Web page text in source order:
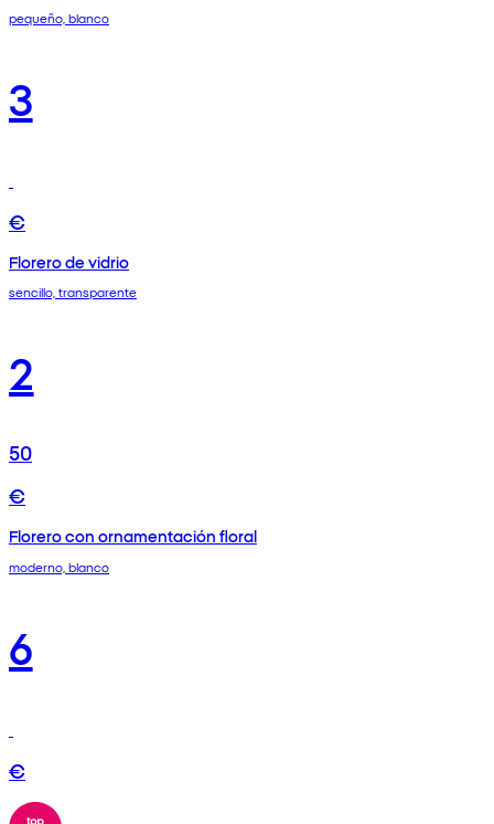
pequeño, blanco
3
€
Florero de vidrio
sencillo, transparente
2
50
€
Florero con ornamentación floral
moderno, blanco
6
€